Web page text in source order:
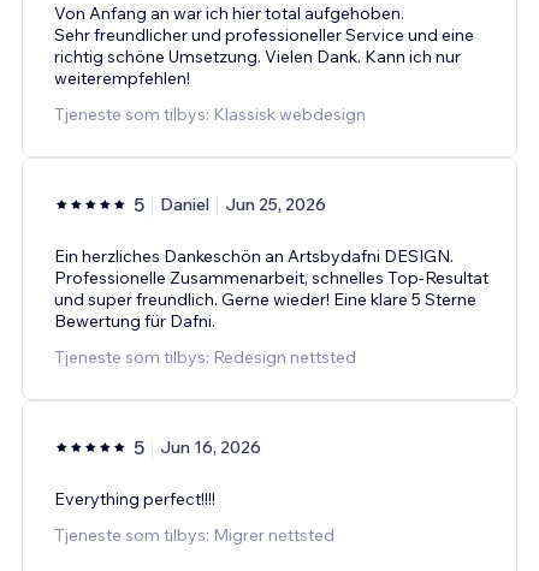
Von Anfang an war ich hier total aufgehoben.
Sehr freundlicher und professioneller Service und eine
richtig schöne Umsetzung. Vielen Dank. Kann ich nur
weiterempfehlen!
Tjeneste som tilbys: Klassisk webdesign
5 Daniel Jun 25, 2026
Ein herzliches Dankeschön an Artsbydafni DESIGN.
Professionelle Zusammenarbeit, schnelles Top-Resultat
und super freundlich. Gerne wieder! Eine klare 5 Sterne
Bewertung für Dafni.
Tjeneste som tilbys: Redesign nettsted
5 Jun 16, 2026
Everything perfect!!!!
Tjeneste som tilbys: Migrer nettsted